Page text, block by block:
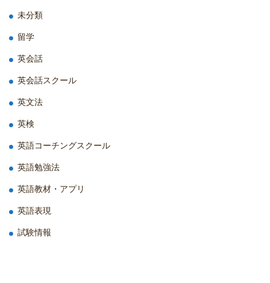
未分類
留学
英会話
英会話スクール
英文法
英検
英語コーチングスクール
英語勉強法
英語教材・アプリ
英語表現
試験情報